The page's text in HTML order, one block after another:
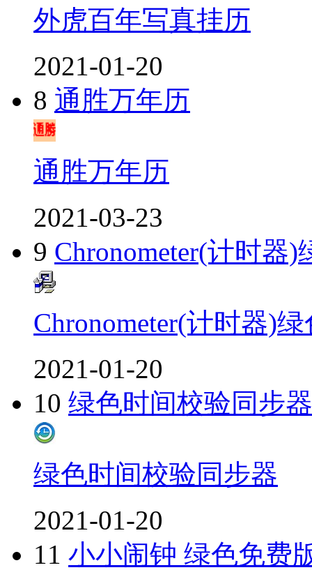
外虎百年写真挂历
2021-01-20
8 通胜万年历
通胜万年历
2021-03-23
9 Chronometer(计时器)
Chronometer(计时器)
2021-01-20
10 绿色时间校验同步器
绿色时间校验同步器
2021-01-20
11 小小闹钟 绿色免费